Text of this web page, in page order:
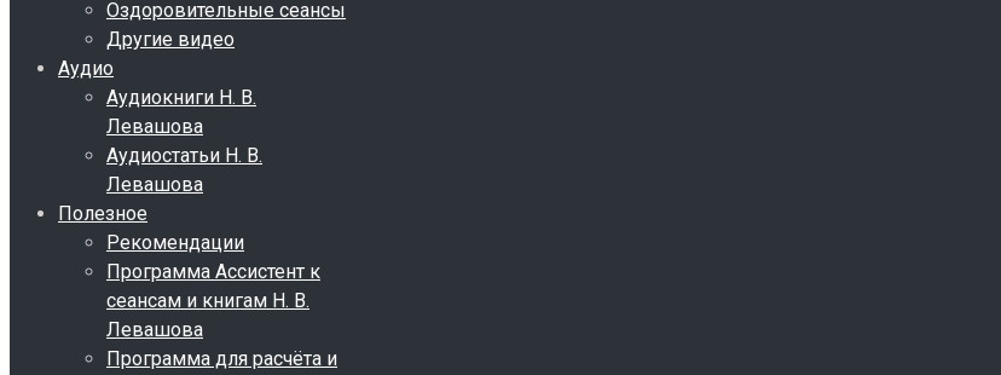
Оздоровительные сеансы
Другие видео
Аудио
Аудиокниги Н. В.
Левашова
Аудиостатьи Н. В.
Левашова
Полезное
Рекомендации
Программа Ассистент к
сеансам и книгам Н. В.
Левашова
Программа для расчёта и